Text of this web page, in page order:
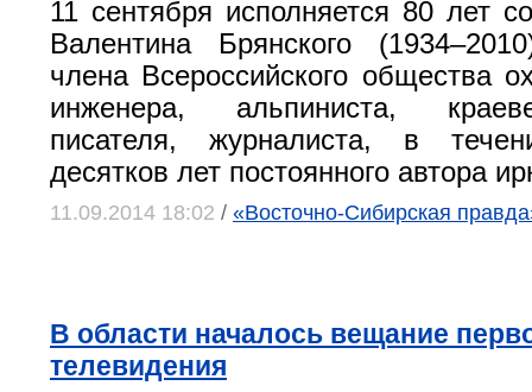
11 сентября исполняется 80 лет
Валентина Брянского
члена Всероссийского общества
инженера, альпиниста,
писателя, журналиста, в
десятков лет постоянного автора
11.09.2014 18:02 / «Восточно-Сибирская
В области началось вещание
телевидения